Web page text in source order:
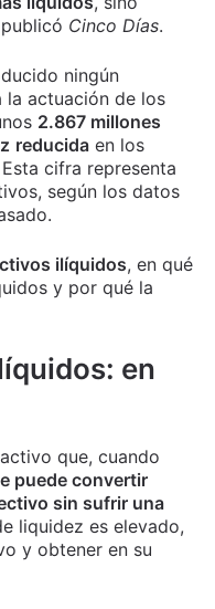
Cinco Días.
ningún
la actuación de los
2.867 millones
reducida en los
cifra representa
según los datos
ilíquidos, en qué
y por qué la
en
que, cuando
puede convertir
sin sufrir una
liquidez es elevado,
y obtener en su